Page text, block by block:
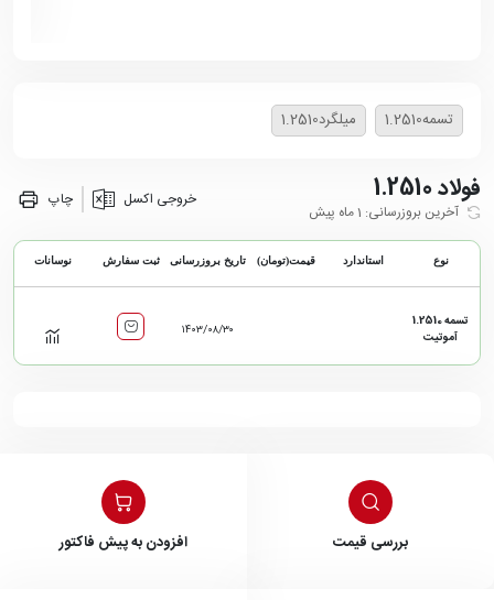
تسمه1.2510 میلگرد1.2510
فولاد 1.2510
آخرین بروزرسانی: 1 ماه پیش
خروجی اکسل چاپ
نوع استاندارد قیمت(تومان) تاریخ بروزرسانی ثبت سفارش نوسانات
تسمه 1.2510
آموتیت
۱۴۰۳/۰۸/۳۰
بررسی قیمت افزودن به پیش فاکتور